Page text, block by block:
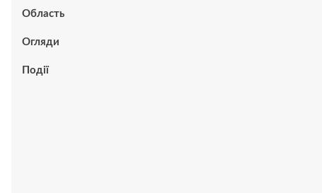
Область
Огляди
Події